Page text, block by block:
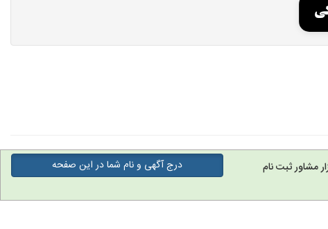
مشاور ثبت نام
درج آگهی و نام شما در این صفحه